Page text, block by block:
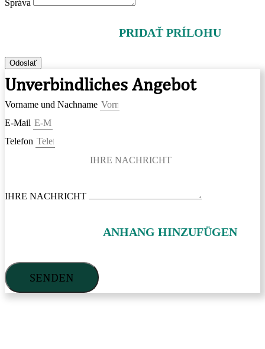
Správa
PRIDAŤ PRÍLOHU
Odoslať
Unverbindliches Angebot
Vorname und Nachname
E-Mail
Telefon
IHRE NACHRICHT
ANHANG HINZUFÜGEN
SENDEN